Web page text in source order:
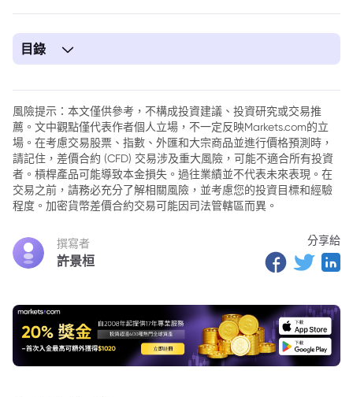
目錄
風險提示：本文僅供參考，不構成投資建議、投資研究或交易推
薦。文中觀點僅代表作者個人立場，不一定反映Markets.com的立
場。在考慮交易股票、指數、外匯和大宗商品並進行價格預測時，
請記住，差價合約 (CFD) 交易涉及重大風險，可能不適合所有投資
者。槓桿產品可能導致本金損失。過往業績並不代表未來表現。在
交易之前，請務必充分了解相關風險，並考慮您的投資目標和經驗
程度。加密貨幣差價合約交易可能因司法管轄區而異。
撰寫者
許景桓
分享給